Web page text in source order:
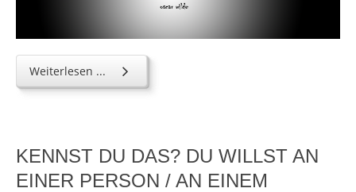
Weiterlesen ...
KENNST DU DAS? DU WILLST AN
EINER PERSON / AN EINEM